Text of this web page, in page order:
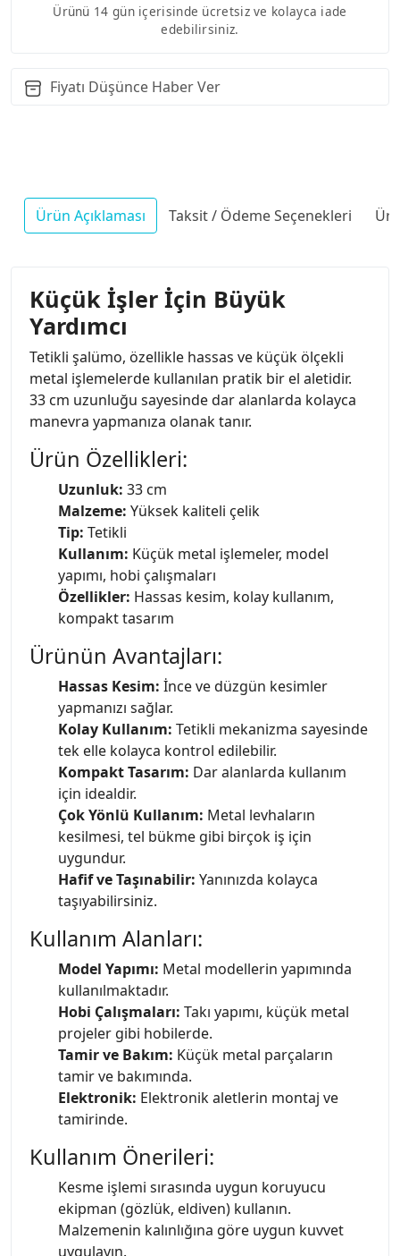
Ürünü 14 gün içerisinde ücretsiz ve kolayca iade
edebilirsiniz.
Fiyatı Düşünce Haber Ver
Ürün Açıklaması Taksit / Ödeme Seçenekleri
Küçük İşler İçin Büyük
Yardımcı
Tetikli şalümo, özellikle hassas ve küçük ölçekli
metal işlemelerde kullanılan pratik bir el aletidir.
33 cm uzunluğu sayesinde dar alanlarda kolayca
manevra yapmanıza olanak tanır.
Ürün Özellikleri:
Uzunluk: 33 cm
Malzeme: Yüksek kaliteli çelik
Tip: Tetikli
Kullanım: Küçük metal işlemeler, model
yapımı, hobi çalışmaları
Özellikler: Hassas kesim, kolay kullanım,
kompakt tasarım
Ürünün Avantajları:
Hassas Kesim: İnce ve düzgün kesimler
yapmanızı sağlar.
Kolay Kullanım: Tetikli mekanizma sayesinde
tek elle kolayca kontrol edilebilir.
Kompakt Tasarım: Dar alanlarda kullanım
için idealdir.
Çok Yönlü Kullanım: Metal levhaların
kesilmesi, tel bükme gibi birçok iş için
uygundur.
Hafif ve Taşınabilir: Yanınızda kolayca
taşıyabilirsiniz.
Kullanım Alanları:
Model Yapımı: Metal modellerin yapımında
kullanılmaktadır.
Hobi Çalışmaları: Takı yapımı, küçük metal
projeler gibi hobilerde.
Tamir ve Bakım: Küçük metal parçaların
tamir ve bakımında.
Elektronik: Elektronik aletlerin montaj ve
tamirinde.
Kullanım Önerileri:
Kesme işlemi sırasında uygun koruyucu
ekipman (gözlük, eldiven) kullanın.
Malzemenin kalınlığına göre uygun kuvvet
uygulayın.